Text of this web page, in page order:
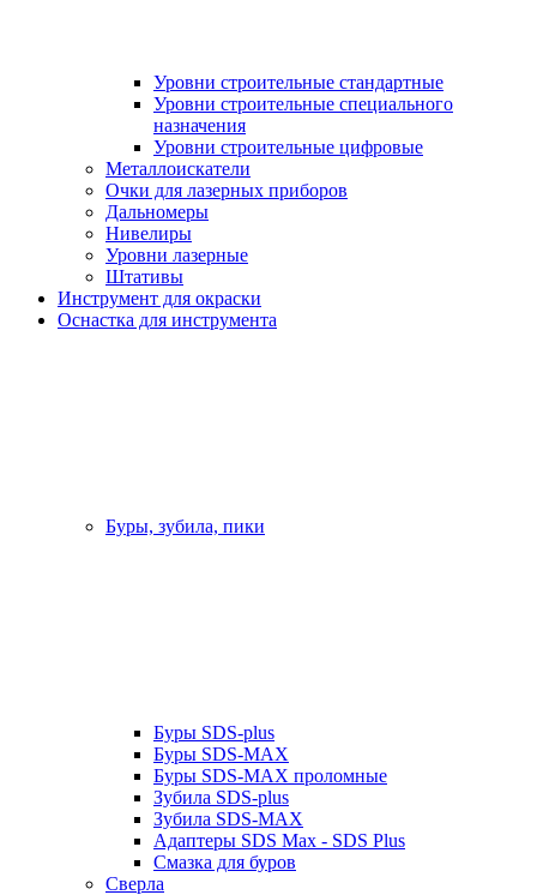
Уровни строительные стандартные
Уровни строительные специального
назначения
Уровни строительные цифровые
Металлоискатели
Очки для лазерных приборов
Дальномеры
Нивелиры
Уровни лазерные
Штативы
Инструмент для окраски
Оснастка для инструмента
Буры, зубила, пики
Буры SDS-plus
Буры SDS-MAX
Буры SDS-MAX проломные
Зубила SDS-plus
Зубила SDS-MAX
Адаптеры SDS Max - SDS Plus
Смазка для буров
Сверла